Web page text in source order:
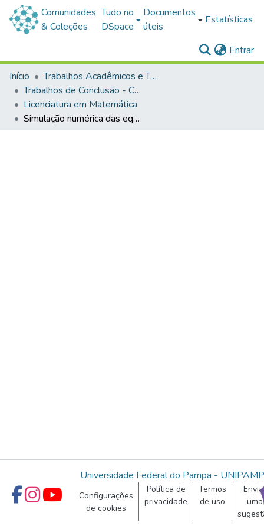
Comunidades
& Coleções
Tudo no
DSpace
Documentos
úteis
Estatísticas
Entrar
Início
Trabalhos Acadêmicos e Técnicos
Trabalhos de Conclusão - Cursos de Graduação
Licenciatura em Matemática
Simulação numérica das equações de Navier-Stokes pelo método de diferenças finitas para um escoamento incompressível
Universidade Federal do Pampa -
Configurações
de cookies
Política de
privacidade
Termos
de uso
uma